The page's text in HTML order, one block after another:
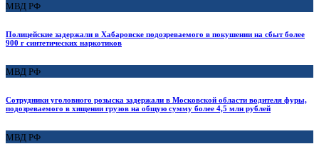
МВД РФ
Полицейские задержали в Хабаровске подозреваемого в покушении на сбыт более
900 г синтетических наркотиков
МВД РФ
Сотрудники уголовного розыска задержали в Московской области водителя фуры,
подозреваемого в хищении грузов на общую сумму более 4,5 млн рублей
МВД РФ